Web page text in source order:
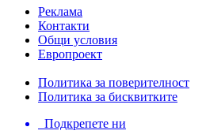
Реклама
Контакти
Общи условия
Европроект
Политика за поверителност
Политика за бисквитките
Подкрепете ни